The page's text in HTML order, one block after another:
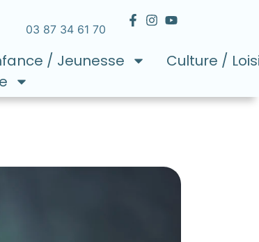
03 87 34 61 70
/ Jeunesse
Culture /